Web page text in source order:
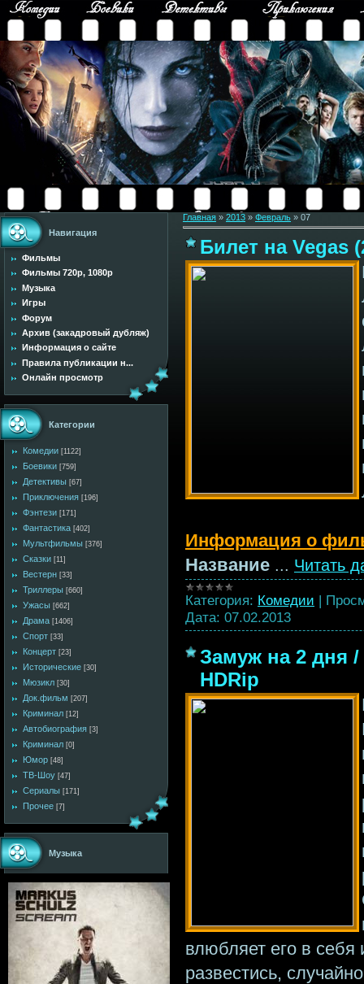
Навигация
Фильмы
Фильмы 720p, 1080p
Музыка
Игры
Форум
Архив (закадровый дубляж)
Информация о сайте
Правила публикации н...
Онлайн просмотр
Категории
Комедии [1122]
Боевики [759]
Детективы [67]
Приключения [196]
Фэнтези [171]
Фантастика [402]
Мультфильмы [376]
Сказки [11]
Вестерн [33]
Триллеры [660]
Ужасы [662]
Драма [1406]
Спорт [33]
Концерт [23]
Исторические [30]
Мюзикл [30]
Док.фильм [207]
Криминал [12]
Автобиография [3]
Криминал [0]
Юмор [48]
ТВ-Шоу [47]
Сериалы [171]
Прочее [7]
Музыка
Главная » 2013 » Февраль » 07
Билет на Vegas
Информация о
Название ... Читать
Категория: Комедии |
Дата: 07.02.2013
Замуж на 2 дня /
HDRip
влюбляет его в себя
развестись,